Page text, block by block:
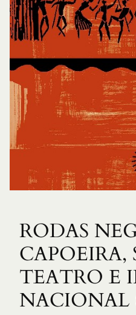
RODAS
CAPOEIRA,
TEATRO E
NACIONAL